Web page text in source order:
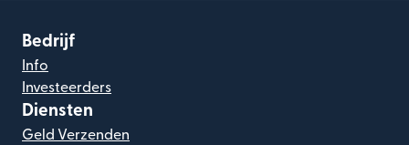
Bedrijf
Info
Investeerders
Diensten
Geld Verzenden